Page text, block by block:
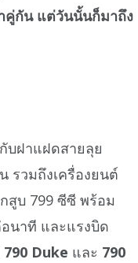
คู่กัน แต่วันนั้นก็มาถึง
บฝาแฝดสายลุย
รวมถึงเครื่องยนต์
สูบ 799 ซีซี พร้อม
อนาที และแรงบิด
790 Duke และ 790